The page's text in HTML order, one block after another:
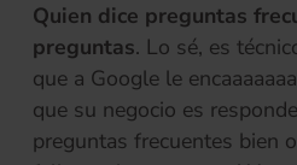
Quien dice preguntas
preguntas. Lo sé, es
que a Google le
que su negocio es
preguntas frecuentes bien